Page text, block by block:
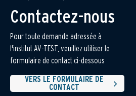
Contactez-nous
Pour toute demande adressée à
l'institut AV-TEST, veuillez utiliser le
formulaire de contact ci-dessous
VERS LE FORMULAIRE DE
CONTACT